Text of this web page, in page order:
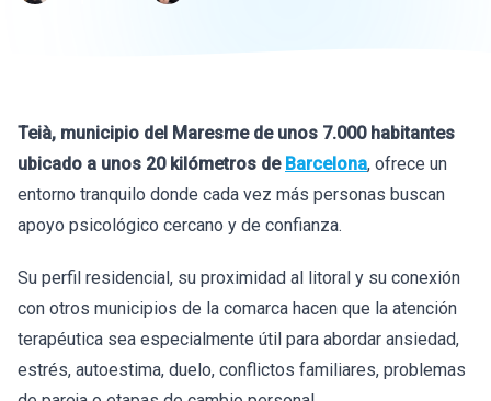
Teià, municipio del Maresme de unos 7.000 habitantes
ubicado a unos 20 kilómetros de Barcelona, ofrece un
entorno tranquilo donde cada vez más personas buscan
apoyo psicológico cercano y de confianza.
Su perfil residencial, su proximidad al litoral y su conexión
con otros municipios de la comarca hacen que la atención
terapéutica sea especialmente útil para abordar ansiedad,
estrés, autoestima, duelo, conflictos familiares, problemas